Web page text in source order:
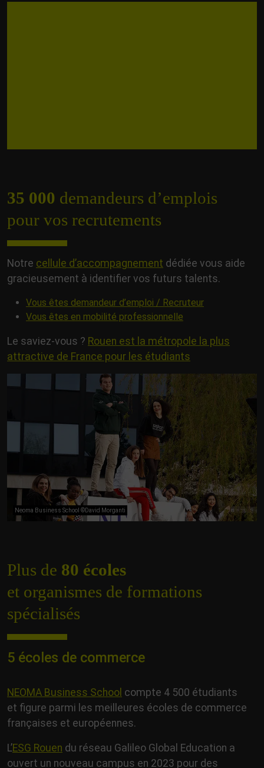
35 000 demandeurs d’emplois
pour vos recrutements
Notre cellule d’accompagnement dédiée vous aide
gracieusement à identifier vos futurs talents.
Vous êtes demandeur d’emploi / Recruteur
Vous êtes en mobilité professionnelle
Le saviez-vous ? Rouen est la métropole la plus
attractive de France pour les étudiants
Neoma Business School ©David Morganti
Plus de 80 écoles
et organismes de formations
spécialisés
5 écoles de commerce
NEOMA Business School compte 4 500 étudiants
et figure parmi les meilleures écoles de commerce
françaises et européennes.
L’ESG Rouen du réseau Galileo Global Education a
ouvert un nouveau campus en 2023 pour des